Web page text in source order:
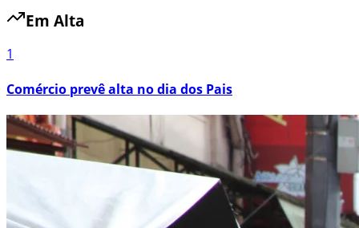
Em Alta
1
Comércio prevê alta no dia dos Pais